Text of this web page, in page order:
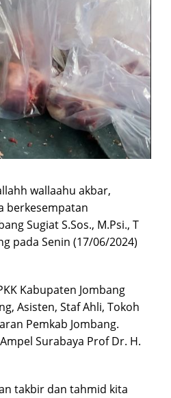
wallaahu akbar,
berkesempatan
Sugiat S.Sos., M.Psi., T
pada Senin (17/06/2024)
Kabupaten Jombang
Asisten, Staf Ahli, Tokoh
Pemkab Jombang.
Surabaya Prof Dr. H.
takbir dan tahmid kita